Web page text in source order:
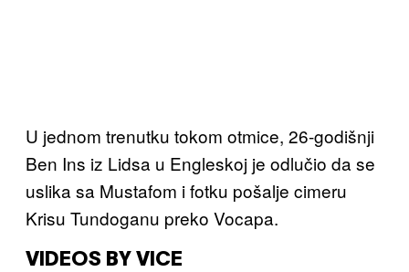
U jednom trenutku tokom otmice, 26-godišnji
Ben Ins iz Lidsa u Engleskoj je odlučio da se
uslika sa Mustafom i fotku pošalje cimeru
Krisu Tundoganu preko Vocapa.
VIDEOS BY VICE